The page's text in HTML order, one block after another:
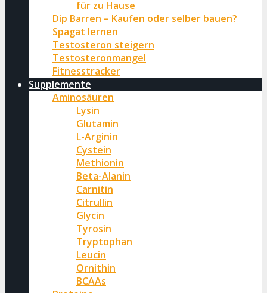
für zu Hause
Dip Barren – Kaufen oder selber bauen?
Spagat lernen
Testosteron steigern
Testosteronmangel
Fitnesstracker
Supplemente
Aminosäuren
Lysin
Glutamin
L-Arginin
Cystein
Methionin
Beta-Alanin
Carnitin
Citrullin
Glycin
Tyrosin
Tryptophan
Leucin
Ornithin
BCAAs